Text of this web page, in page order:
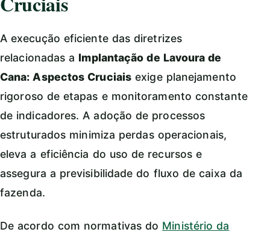
A execução eficiente das diretrizes
relacionadas a Implantação de Lavoura de
Cana: Aspectos Cruciais exige planejamento
rigoroso de etapas e monitoramento constante
de indicadores. A adoção de processos
estruturados minimiza perdas operacionais,
eleva a eficiência do uso de recursos e
assegura a previsibilidade do fluxo de caixa da
fazenda.
De acordo com normativas do Ministério da